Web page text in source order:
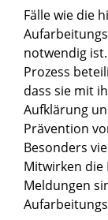
Fälle wie die
notwendig
Prozess
dass sie mit
Aufklärung
Prävention
Besonders
Mitwirken die
Meldungen